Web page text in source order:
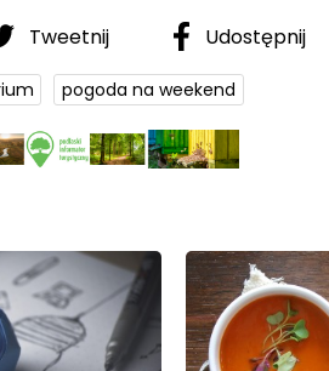
Tweetnij Udostępnij
pogoda na weekend